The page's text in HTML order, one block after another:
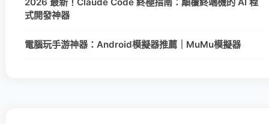
式開發神器
電腦玩手游神器：Android模擬器推薦｜MuMu模擬器